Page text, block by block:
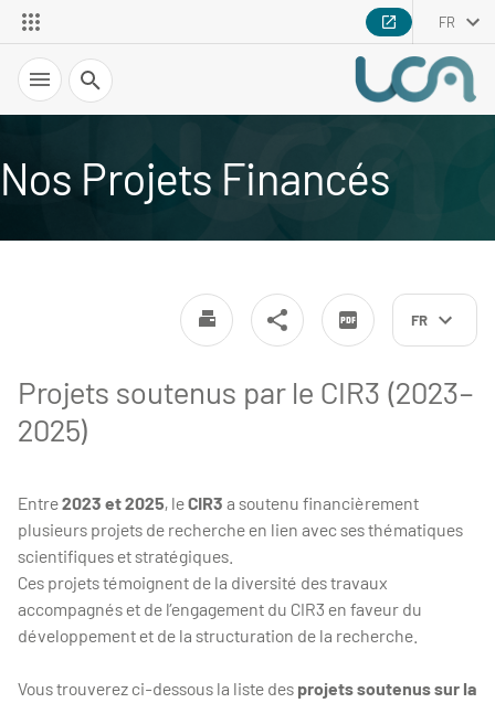
FR
Recherche
Nos Projets Financés
FR
Projets soutenus par le CIR3 (2023–
2025)
Entre2023 et 2025, leCIR3 a soutenu financièrement
plusieurs projets de recherche en lien avec ses thématiques
scientifiques et stratégiques.
Ces projets témoignent de la diversité des travaux
accompagnés et de l’engagement du CIR3 en faveur du
développement et de la structuration de la recherche.
Vous trouverez ci-dessous la liste des projets soutenus sur la